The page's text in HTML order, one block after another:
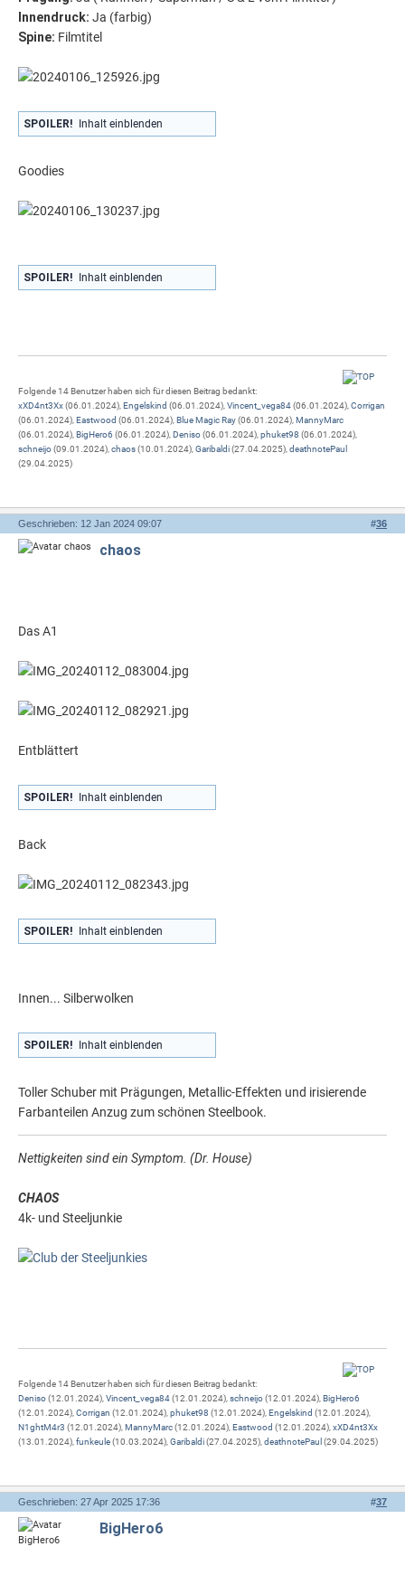
Innendruck: Ja (farbig)
Spine: Filmtitel
SPOILER! Inhalt einblenden
Goodies
SPOILER! Inhalt einblenden
Folgende 14 Benutzer haben sich für diesen Beitrag bedankt:
xXD4nt3Xx(06.01.2024), Engelskind (06.01.2024),Vincent_vega84(06.01.2024),Corrigan
(06.01.2024), Eastwood (06.01.2024), Blue Magic Ray(06.01.2024), MannyMarc
(06.01.2024), BigHero6 (06.01.2024), Deniso(06.01.2024),phuket98 (06.01.2024),
schneijo(09.01.2024),chaos(10.01.2024),Garibaldi(27.04.2025),deathnotePaul
(29.04.2025)
#36
Geschrieben: 12 Jan 2024 09:07
chaos
Das A1
Entblättert
SPOILER! Inhalt einblenden
Back
SPOILER! Inhalt einblenden
Innen... Silberwolken
SPOILER! Inhalt einblenden
Toller Schuber mit Prägungen, Metallic-Effekten und irisierende
Farbanteilen Anzug zum schönen Steelbook.
Nettigkeiten sind ein Symptom. (Dr. House)
CHAOS
4k- und Steeljunkie
Folgende 14 Benutzer haben sich für diesen Beitrag bedankt:
Deniso(12.01.2024),Vincent_vega84(12.01.2024),schneijo(12.01.2024),BigHero6
(12.01.2024),Corrigan (12.01.2024),phuket98 (12.01.2024),Engelskind (12.01.2024),
N1ghtM4r3 (12.01.2024),MannyMarc(12.01.2024),Eastwood (12.01.2024),xXD4nt3Xx
(13.01.2024),funkeule(10.03.2024),Garibaldi(27.04.2025),deathnotePaul (29.04.2025)
#37
Geschrieben: 27 Apr 2025 17:36
BigHero6